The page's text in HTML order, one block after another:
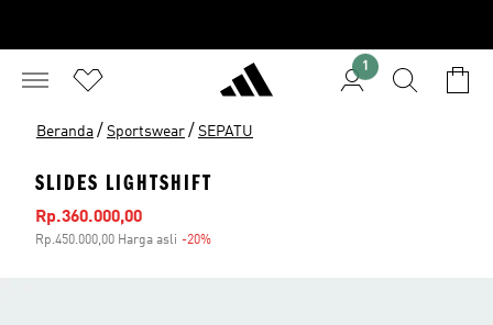
1
Beranda / Sportswear / SEPATU
SLIDES LIGHTSHIFT
Harga penjualan
Rp.360.000,00
Rp.450.000,00 Harga asli -20%